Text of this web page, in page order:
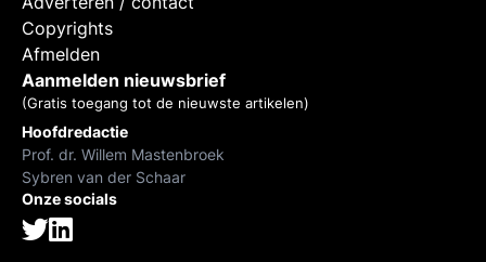
Copyrights
Afmelden
Aanmelden nieuwsbrief
(Gratis toegang tot de nieuwste artikelen)
Hoofdredactie
Prof. dr. Willem Mastenbroek
Sybren van der Schaar
Onze socials